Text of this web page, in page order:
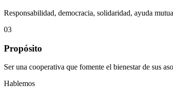
Responsabilidad, democracia, solidaridad, ayuda
03
Propósito
Ser una cooperativa que fomente el bienestar de sus
Hablemos